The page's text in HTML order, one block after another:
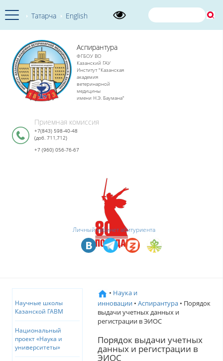
Татарча English
Аспирантура
ФГБОУ ВО
Казанский ГАУ
Институт "Казанская
академия
ветеринарной
медицины
имени Н.Э. Баумана"
Приемная комиссия
+7(843) 598-40-48
(доб. 711,712)
+7 (960) 056-76-67
Личный кабинет абитуриента
Научные школы
Казанской ГАВМ
Национальный
проект «Наука и
университеты»
• Наука и
инновации • Аспирантура • Порядок
выдачи учетных данных и
регистрации в ЭИОС
Порядок выдачи учетных
данных и регистрации в
ЭИОС